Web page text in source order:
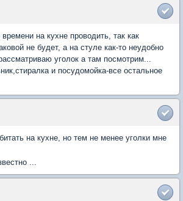
на кухне проводить, так как
не будет, а на стуле как-то неудобно
уголок а там посмотрим...
и посудомойка-все остальное
на кухне, но тем не менее уголки мне
...